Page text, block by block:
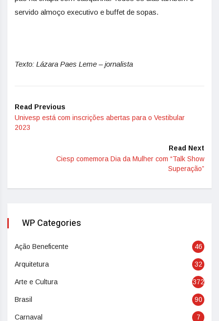
servido almoço executivo e buffet de sopas.
Texto: Lázara Paes Leme – jornalista
Read Previous
Univesp está com inscrições abertas para o Vestibular
2023
Read Next
Ciesp comemora Dia da Mulher com “Talk Show
Superação”
WP Categories
Ação Beneficente 46
Arquitetura 32
Arte e Cultura 372
Brasil 90
Carnaval 7